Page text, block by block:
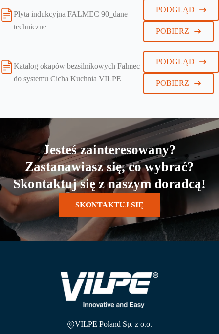
Płyta indukcyjna FALMEC 90_dane
techniczne
PODGLĄD
POBIERZ
Katalog okapów bezsilnikowych Falmec
do systemu Cicha Kuchnia VILPE
PODGLĄD
POBIERZ
Jesteś zainteresowany?
Zastanawiasz się, co wybrać?
Skontaktuj się z naszym doradcą!
SKONTAKTUJ SIĘ
VILPE Poland Sp. z o.o.